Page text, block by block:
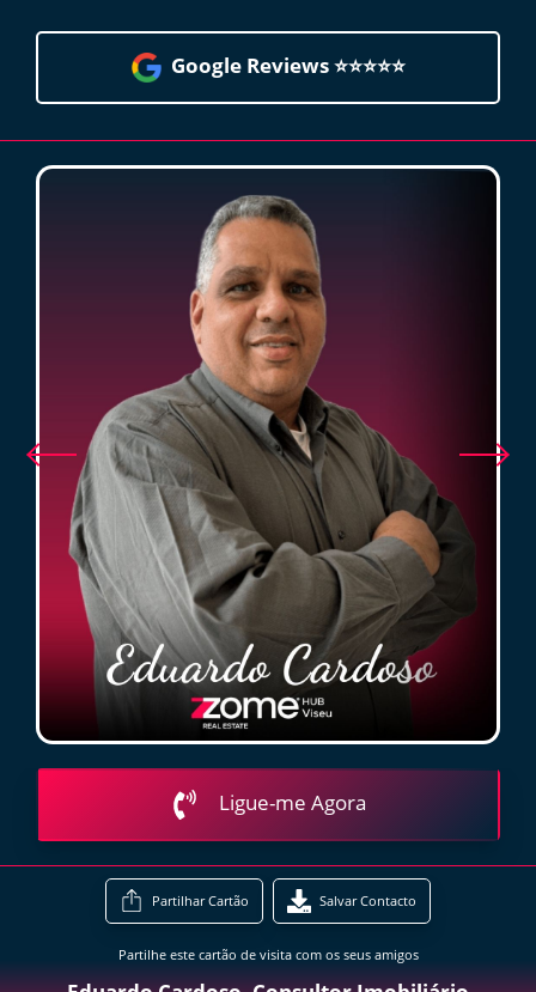
Google Reviews ⭐️⭐️⭐️⭐️⭐️
Ligue-me Agora
Partilhar Cartão Salvar Contacto
Partilhe este cartão de visita com os seus amigos